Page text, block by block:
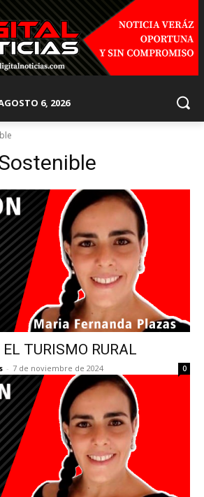
6, 2026
TURISMO RURAL
- 7 de noviembre de 2024 0